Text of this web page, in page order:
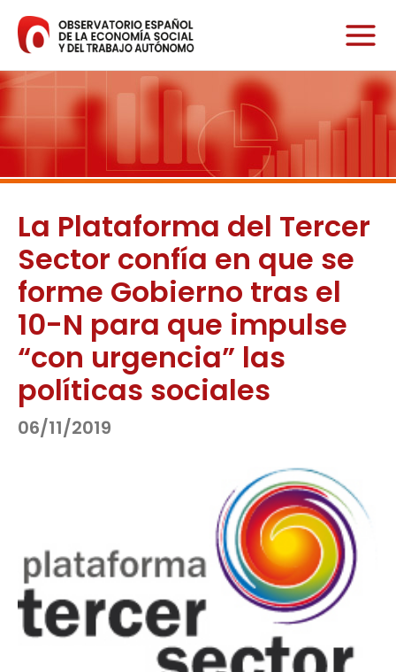
contenido
La Plataforma del Tercer
Sector confía en que se
forme Gobierno tras el
10-N para que impulse
“con urgencia” las
políticas sociales
06/11/2019